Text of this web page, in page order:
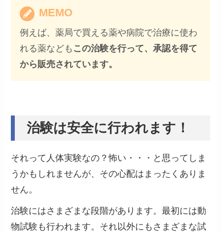
MEMO
例えば、薬局で買える薬や病院で治療に使わ
れる薬なども この治験を行って、承認を得て
から販売されています。
治験は安全に行われます！
それって人体実験なの？怖い・・・と思ってしま
うかもしれませんが、その心配はまったくありま
せん。
治験にはさまざまな段階があります。最初には動
物試験も行われます。それ以外にもさまざまな試